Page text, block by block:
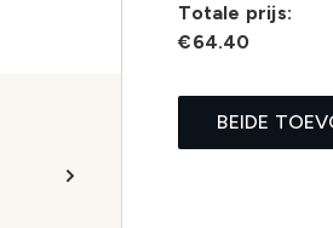
Totale prijs:
€64.40
BEIDE